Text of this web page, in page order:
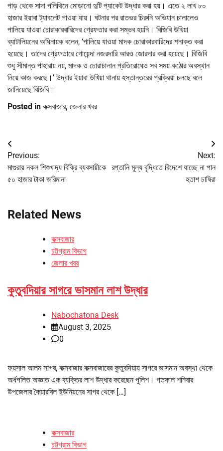
পাড় থেকে সাদা পলিথিনে মোড়ানো দুটি প্যাকেট উদ্ধার করা হয়। এতে ২ লাখ ৮০
হাজার ইয়াবা ট্যাবলেট পাওয়া যায়। ঘটনার পর রাতভর চিরুনি অভিযান চালালেও
পালিয়ে যাওয়া চোরাকারবারিদের গ্রেফতার করা সম্ভব হয়নি। বিজিবি উখিয়া
ব্যাটালিয়নের অধিনায়ক বলেন, ‘পালিয়ে যাওয়া মাদক চোরাকারবারিদের শনাক্ত করা
হয়েছে। তাদের গ্রেফতারে গোয়েন্দা নজরদারি আরও জোরদার করা হয়েছে। বিজিবি
শুধু সীমান্ত পাহারায় নয়, মাদক ও চোরাচালান প্রতিরোধেও সব সময় কঠোর অবস্থান
নিয়ে কাজ করছে।’ উদ্ধার ইয়াবা উখিয়া থানায় হস্তান্তরের প্রক্রিয়া চলছে বলে
জানিয়েছে বিজিবি।
Posted in কক্সবাজার, জেলার খবর
Post
navigation
Previous:
মাগুরায় নকল শিশুখাদ্য বিক্রি ব্যবসায়ীকে
৫০ হাজার টাকা জরিমানা
Next:
রপ্তানি মূল্য বৃদ্ধিতে বিদেশে যাচ্ছে না পান
হতাশ চাষিরা
Related News
কক্সবাজার
চট্টগ্রাম বিভাগ
জেলার খবর
কুতুবদিয়ার সাগরে ভাসমান লাশ উদ্ধার
Nabochatona Desk
August 3, 2025
0
ফয়সাল আলম সাগর, কক্সবাজার কক্সবাজারের কুতুবদিয়ায় সাগরে ভাসমান অবস্থা থেকে
অর্ধগলিত অজ্ঞাত এক ব্যক্তির লাশ উদ্ধার করেছেন পুলিশ। গতকাল শনিবার
উপজেলার কৈয়ারবিল ইউনিয়নের সাগর থেকে […]
কক্সবাজার
চট্টগ্রাম বিভাগ